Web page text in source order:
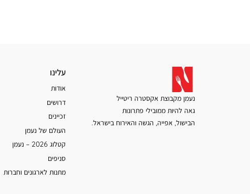
נעמן מקבוצת אקסטרה ריטייל
גאה להיות ממובילי פתרונות
הבישול, אפייה, הגשה והאירוח בישראל.
עלינו
עלינו
אודות
דרושים
זכיינים
העולם של נעמן
קטלוג 2026 – נעמן
סניפים
מתנות לארגונים וחברות